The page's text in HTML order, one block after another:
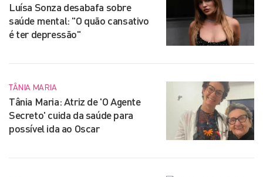
Luísa Sonza desabafa sobre
saúde mental: "O quão cansativo
é ter depressão"
TÂNIA MARIA
Tânia Maria: Atriz de 'O Agente
Secreto' cuida da saúde para
possível ida ao Oscar